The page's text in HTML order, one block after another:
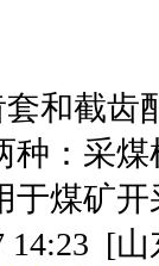
和截齿
种：采
于煤矿
14:23 [山